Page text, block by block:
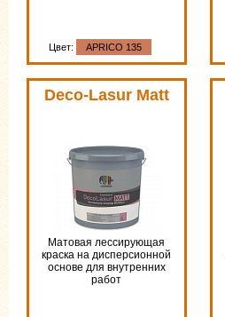
Цвет: APRICO 135
Deco-Lasur Matt
Матовая лессирующая
краска на дисперсионной
основе для внутренних
работ